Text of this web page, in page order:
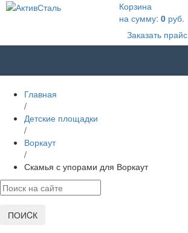
Корзина
на сумму: 0руб.
Заказать прайс
Главная
/
Детские площадки
/
Воркаут
/
Скамья с упорами для Воркаут
ПОИCК